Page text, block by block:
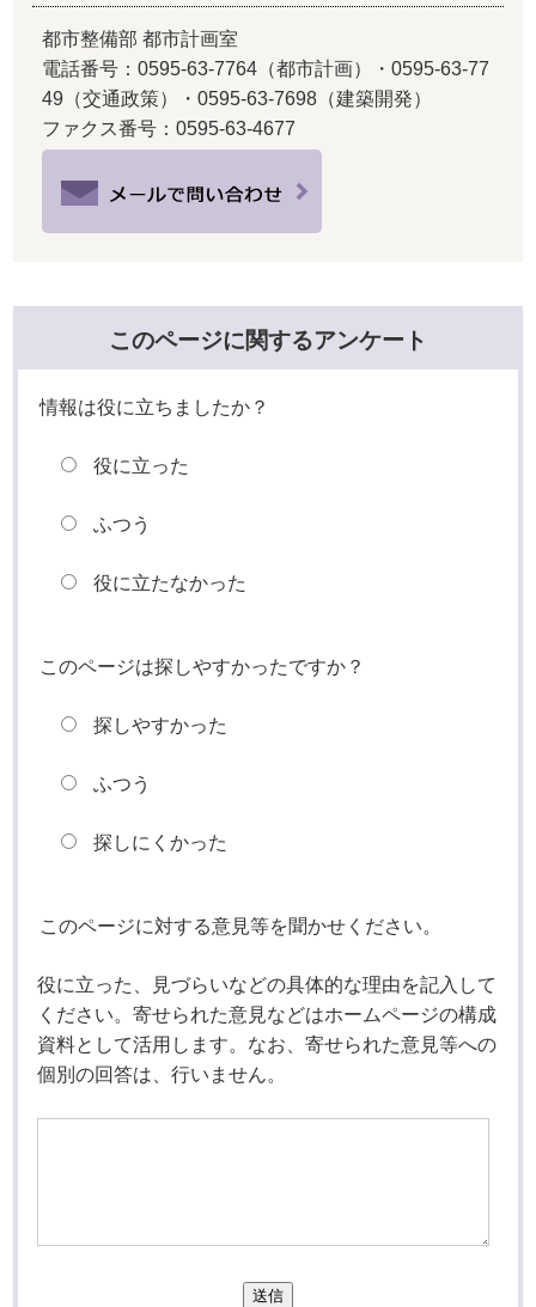
都市整備部 都市計画室
電話番号：0595-63-7764（都市計画）・0595-63-77
49（交通政策）・0595-63-7698（建築開発）
ファクス番号：0595-63-4677
このページに関するアンケート
情報は役に立ちましたか？
役に立った
ふつう
役に立たなかった
このページは探しやすかったですか？
探しやすかった
ふつう
探しにくかった
このページに対する意見等を聞かせください。
役に立った、見づらいなどの具体的な理由を記入して
ください。寄せられた意見などはホームページの構成
資料として活用します。なお、寄せられた意見等への
個別の回答は、行いません。
送信